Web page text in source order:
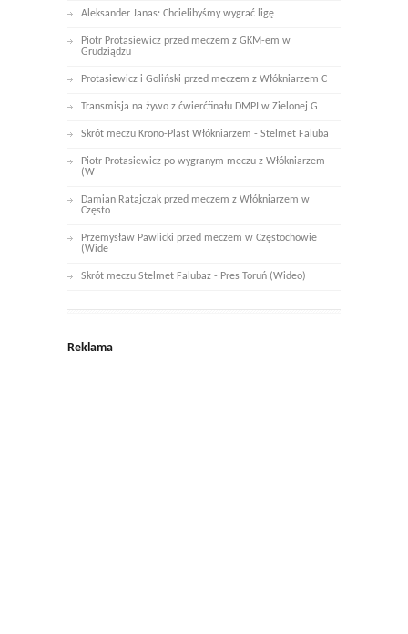
Aleksander Janas: Chcielibyśmy wygrać ligę
Piotr Protasiewicz przed meczem z GKM-em w
Grudziądzu
Protasiewicz i Goliński przed meczem z Włókniarzem C
Transmisja na żywo z ćwierćfinału DMPJ w Zielonej G
Skrót meczu Krono-Plast Włókniarzem - Stelmet Faluba
Piotr Protasiewicz po wygranym meczu z Włókniarzem
(W
Damian Ratajczak przed meczem z Włókniarzem w
Często
Przemysław Pawlicki przed meczem w Częstochowie
(Wide
Skrót meczu Stelmet Falubaz - Pres Toruń (Wideo)
Reklama